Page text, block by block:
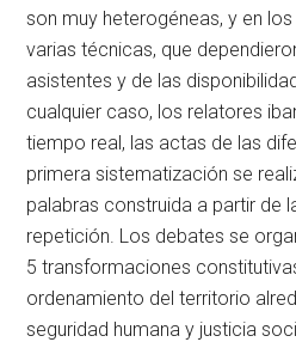
son muy heterogéneas, y en
varias técnicas, que
asistentes y de las
cualquier caso, los relatores
tiempo real, las actas de las
primera sistematización se
palabras construida a partir de
repetición. Los debates se
5 transformaciones
ordenamiento del territorio
seguridad humana y justicia